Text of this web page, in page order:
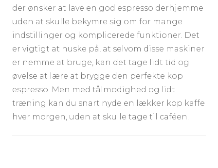
der ønsker at lave en god espresso derhjemme
uden at skulle bekymre sig om for mange
indstillinger og komplicerede funktioner. Det
er vigtigt at huske på, at selvom disse maskiner
er nemme at bruge, kan det tage lidt tid og
øvelse at lære at brygge den perfekte kop
espresso. Men med tålmodighed og lidt
træning kan du snart nyde en lækker kop kaffe
hver morgen, uden at skulle tage til caféen.